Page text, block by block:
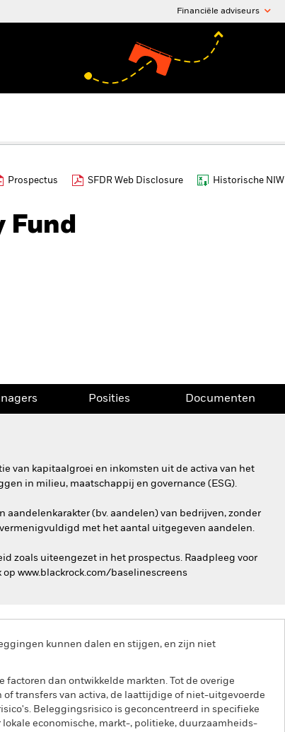
Financiële adviseurs
Prospectus SFDR Web Disclosure Historische NIW
Fund
Posities Documenten
van kapitaalgroei en inkomsten uit de activa van het
in milieu, maatschappij en governance (ESG).
(bv. aandelen) van bedrijven, zonder
met het aantal uitgegeven aandelen.
zoals uiteengezet in het prospectus. Raadpleeg voor
www.blackrock.com/baselinescreens
kunnen dalen en stijgen, en zijn niet
dan ontwikkelde markten. Tot de overige
transfers van activa, de laattijdige of niet-uitgevoerde
Beleggingsrisico is geconcentreerd in specifieke
economische, markt-, politieke, duurzaamheids-